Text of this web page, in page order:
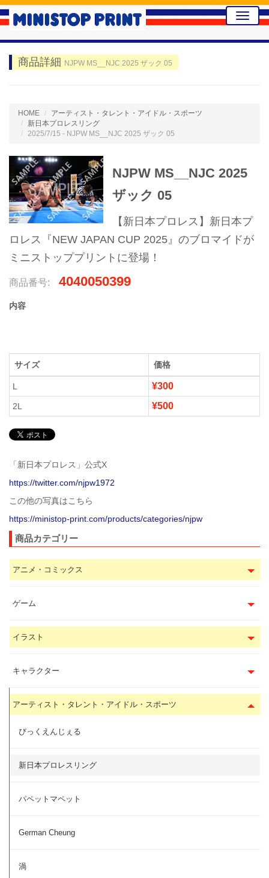
Toggle
商品詳細 NJPW MS__NJC 2025 ザック 05
HOME
アーティスト・タレント・アイドル・スポーツ
新日本プロレスリング
2025/7/15 - NJPW MS__NJC 2025 ザック 05
NJPW MS__NJC 2025
ザック 05
【新日本プロレス】新日本プ
ロレス『NEW JAPAN CUP 2025』のブロマイドが
ミニストッププリントに登場！
商品番号: 4040050399
内容
サイズ 価格
L ¥300
2L ¥500
「新日本プロレス」公式X
https://twitter.com/njpw1972
この他の写真はこちら
https://ministop-print.com/products/categories/njpw
商品カテゴリー
アニメ・コミックス
ゲーム
イラスト
キャラクター
アーティスト・タレント・アイドル・スポーツ
びっくえんじぇる
新日本プロレスリング
パペットマペット
German Cheung
渦